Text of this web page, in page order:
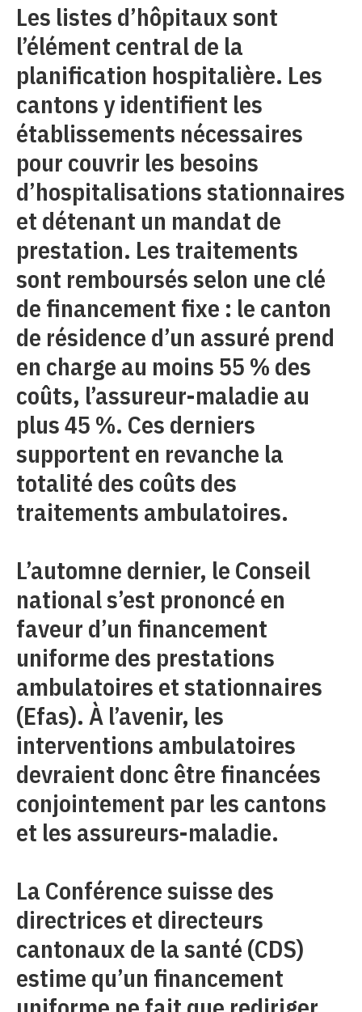
Les listes d’hôpitaux sont
l’élément central de la
planification hospitalière. Les
cantons y identifient les
établissements nécessaires
pour couvrir les besoins
d’hospitalisations stationnaires
et détenant un mandat de
prestation. Les traitements
sont remboursés selon une clé
de financement fixe : le canton
de résidence d’un assuré prend
en charge au moins 55 % des
coûts, l’assureur-maladie au
plus 45 %. Ces derniers
supportent en revanche la
totalité des coûts des
traitements ambulatoires.
L’automne dernier, le Conseil
national s’est prononcé en
faveur d’un financement
uniforme des prestations
ambulatoires et stationnaires
(Efas). À l’avenir, les
interventions ambulatoires
devraient donc être financées
conjointement par les cantons
et les assureurs-maladie.
La Conférence suisse des
directrices et directeurs
cantonaux de la santé (CDS)
estime qu’un financement